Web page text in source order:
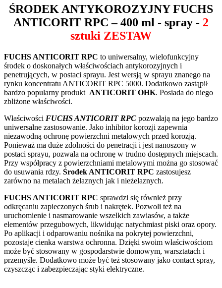
ŚRODEK ANTYKOROZYJNY FUCHS
ANTICORIT RPC – 400 ml - spray - 2
sztuki ZESTAW
FUCHS ANTICORIT RPC to uniwersalny, wielofunkcyjny
środek o doskonałych właściwościach antykorozyjnych i
penetrujących, w postaci sprayu. Jest wersją w sprayu znanego na
rynku koncentratu ANTICORIT RPC 5000. Dodatkowo zastąpił
bardzo popularny produkt ANTICORIT OHK. Posiada do niego
zbliżone właściwości.
Właściwości FUCHS ANTICORIT RPC pozwalają na jego bardzo
uniwersalne zastosowanie. Jako inhibitor korozji zapewnia
niezawodną ochronę powierzchni metalowych przed korozją.
Ponieważ ma duże zdolności do penetracji i jest nanoszony w
postaci sprayu, pozwala na ochronę w trudno dostępnych miejscach.
Przy współpracy z powierzchniami metalowymi można go stosować
do usuwania rdzy. Środek ANTICORIT RPC zastosujesz
zarówno na metalach żelaznych jak i nieżelaznych.
FUCHS ANTICORIT RPC sprawdzi się również przy
odkręcaniu zapieczonych śrub i nakrętek. Pozwoli też na
uruchomienie i nasmarowanie wszelkich zawiasów, a także
elementów przegubowych, likwidując natychmiast piski oraz opory.
Po aplikacji i odparowaniu nośnika na pokrytej powierzchni,
pozostaje cienka warstwa ochronna. Dzięki swoim właściwościom
może być stosowany w gospodarstwie domowym, warsztatach i
przemyśle. Dodatkowo może być też stosowany jako contact spray,
czyszcząc i zabezpieczając styki elektryczne.